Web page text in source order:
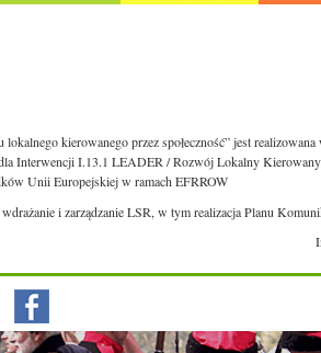
kierowanego przez społeczność” jest realizowana
Interwencji I.13.1 LEADER / Rozwój Lokalny
Unii Europejskiej w ramach EFRROW
i zarządzanie LSR, w tym realizacja Planu